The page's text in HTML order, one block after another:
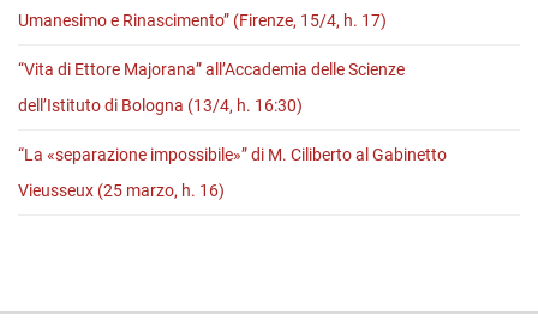
Umanesimo e Rinascimento” (Firenze, 15/4, h. 17)
“Vita di Ettore Majorana” all’Accademia delle Scienze
dell’Istituto di Bologna (13/4, h. 16:30)
“La «separazione impossibile»” di M. Ciliberto al Gabinetto
Vieusseux (25 marzo, h. 16)